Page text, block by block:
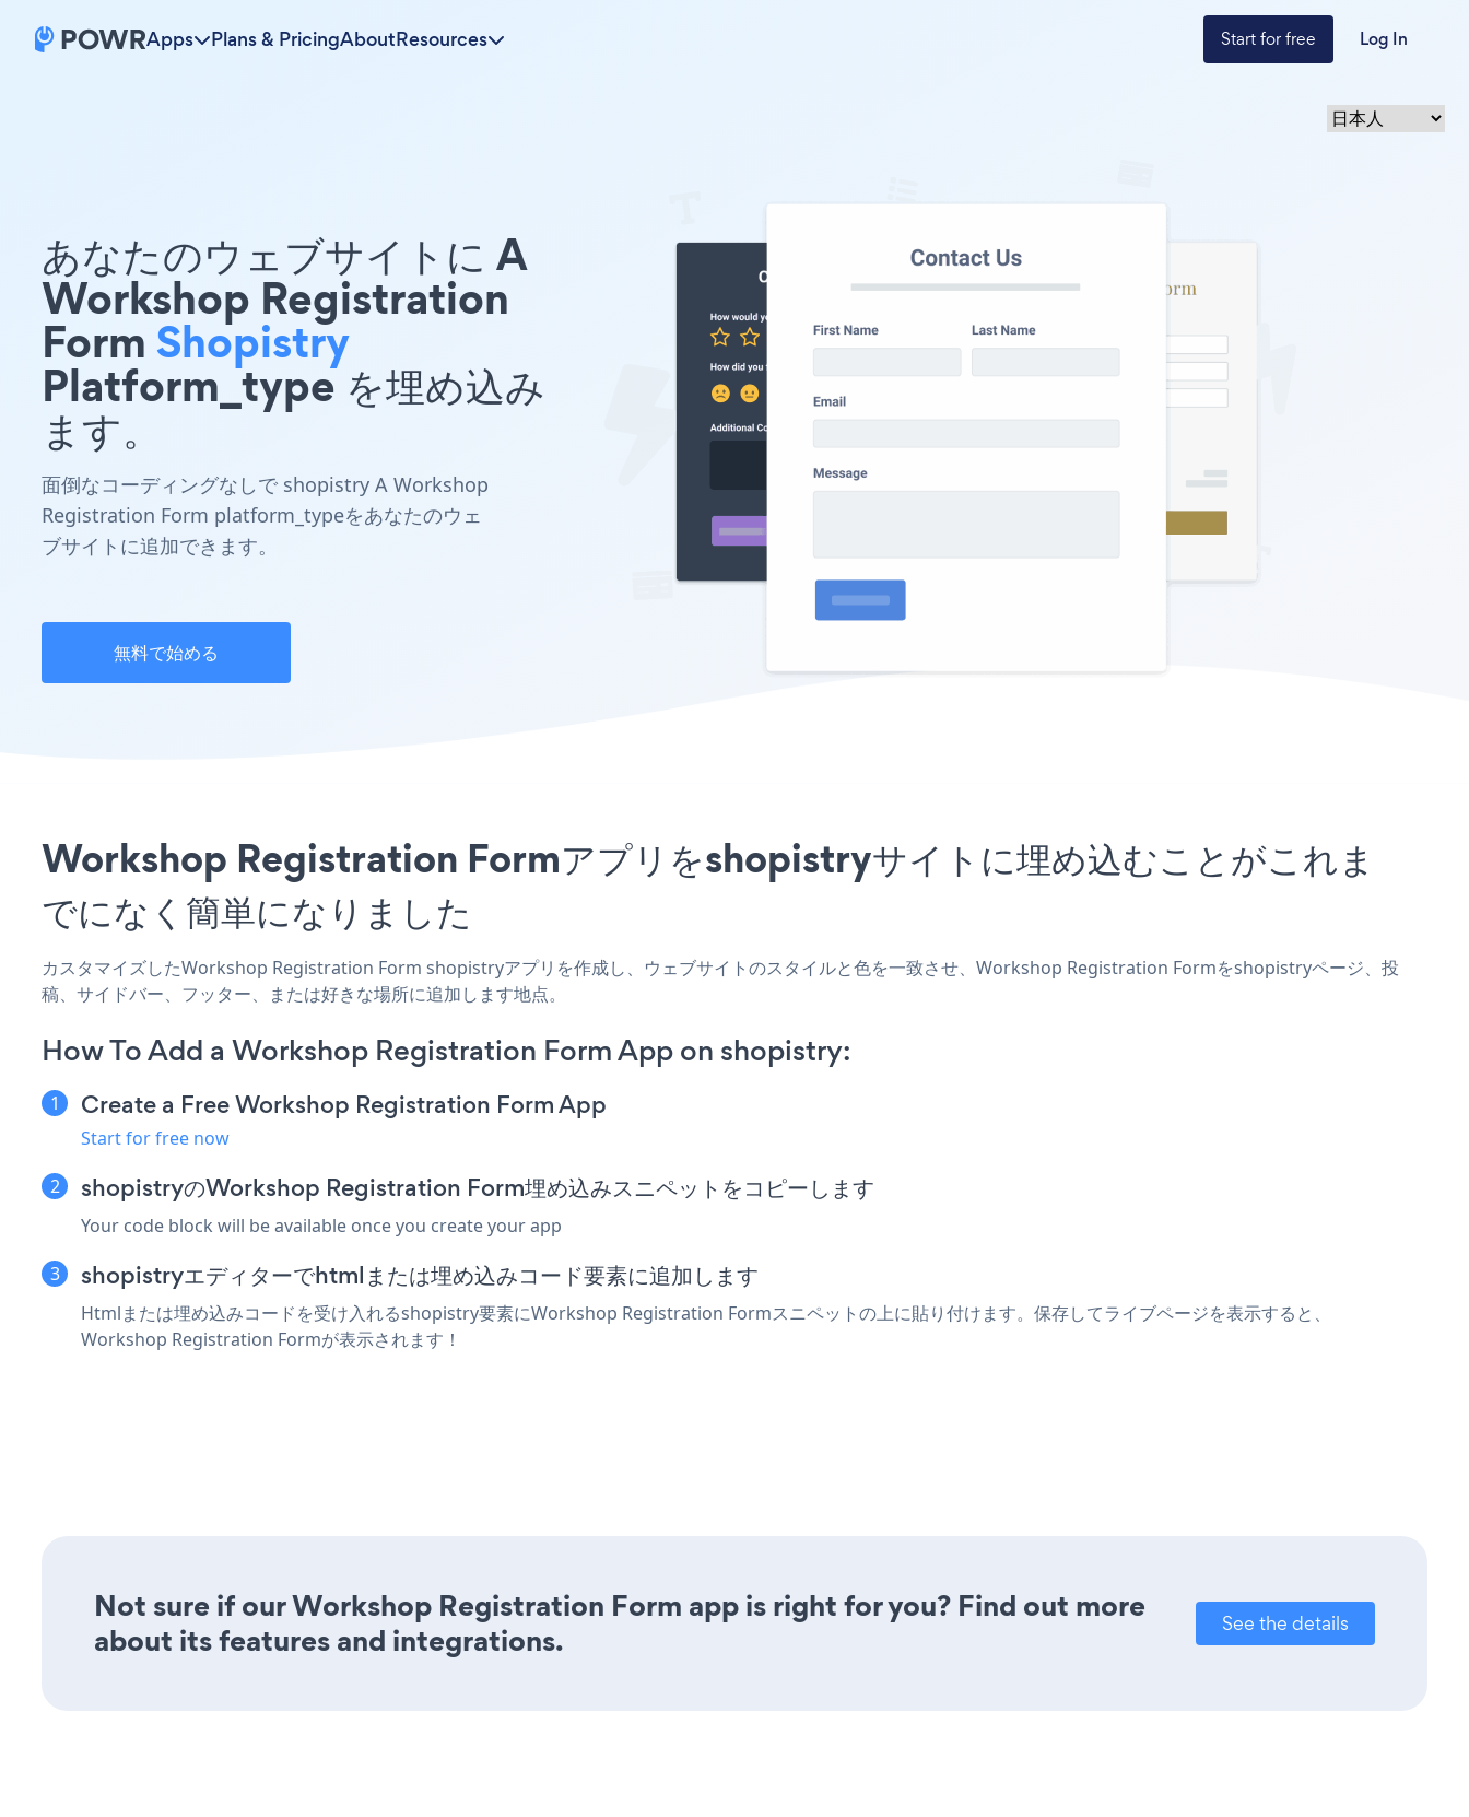
Apps Plans & PricingAboutResources Start for free Log In
あなたのウェブサイトに A
Workshop Registration
Form Shopistry
Platform_type を埋め込み
ます。
面倒なコーディングなしで shopistry A Workshop
Registration Form platform_typeをあなたのウェ
ブサイトに追加できます。
無料で始める
Workshop Registration Formアプリをshopistryサイトに埋め込むことがこれま
でになく簡単になりました
カスタマイズしたWorkshop Registration Form shopistryアプリを作成し、ウェブサイトのスタイルと色を一致させ、Workshop Registration Formをshopistryページ、投
稿、サイドバー、フッター、または好きな場所に追加します地点。
How To Add a Workshop Registration Form App on shopistry:
Create a Free Workshop Registration Form App
Start for free now
shopistryのWorkshop Registration Form埋め込みスニペットをコピーします
Your code block will be available once you create your app
shopistryエディターでhtmlまたは埋め込みコード要素に追加します
Htmlまたは埋め込みコードを受け入れるshopistry要素にWorkshop Registration Formスニペットの上に貼り付けます。保存してライブページを表示すると、
Workshop Registration Formが表示されます！
Not sure if our Workshop Registration Form app is right for you? Find out more
about its features and integrations.
See the details